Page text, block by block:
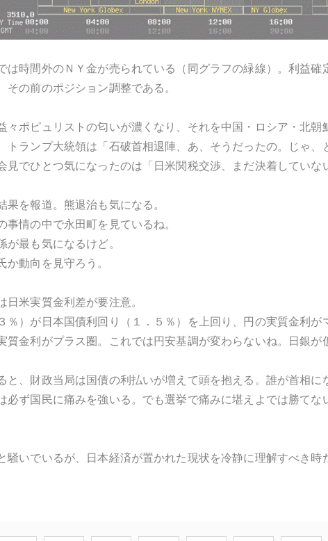
は時間外のＮＹ金が売られている（同グラフの緑線）。利益
の前のポジション調整である。
々ポピュリストの匂いが濃くなり、それを中国・ロシア・北
トランプ大統領は「石破首相退陣、あ、そうだったの。じゃ、
見でひとつ気になったのは「日米関税交渉、まだ決着していな
を報道。熊退治も気になる。
事情の中で永田町を見ているね。
最も気になるけど。
か動向を見守ろう。
日米実質金利差が要注意。
％）が日本国債利回り（１．５％）を上回り、円の実質金利が
質金利がプラス圏。これでは円安基調が変わらないね。日銀が
と、財政当局は国債の利払いが増えて頭を抱える。誰が首相
必ず国民に痛みを強いる。でも選挙で痛みに堪えよでは勝てな
騒いでいるが、日本経済が置かれた現状を冷静に理解すべき時